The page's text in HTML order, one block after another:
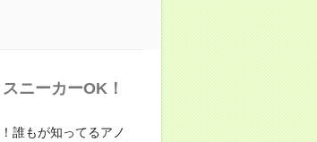
ニーカーOK！
誰もが知ってるアノ